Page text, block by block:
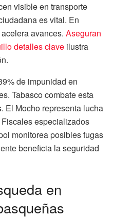
visible en transporte
es vital. En
avances. Aseguran
detalles clave ilustra
de impunidad en
Tabasco combate esta
El Mocho representa lucha
especializados
monitorea posibles fugas
beneficia la seguridad
en